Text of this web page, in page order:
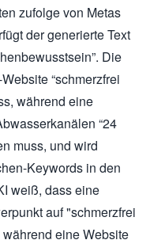
zufolge von Metas
der generierte Text
Die
“schmerzfrei
während eine
“24
muss, und wird
Keywords in den
weiß, dass eine
auf "schmerzfrei
eine Website